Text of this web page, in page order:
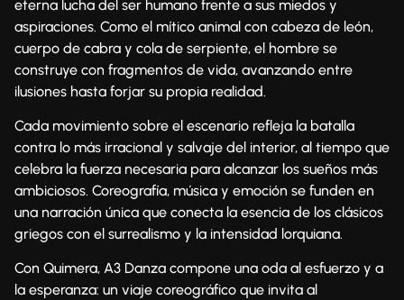
eterna lucha del ser humano frente a sus miedos y
aspiraciones. Como el mítico animal con cabeza de león,
cuerpo de cabra y cola de serpiente, el hombre se
construye con fragmentos de vida, avanzando entre
ilusiones hasta forjar su propia realidad.
Cada movimiento sobre el escenario refleja la batalla
contra lo más irracional y salvaje del interior, al tiempo que
celebra la fuerza necesaria para alcanzar los sueños más
ambiciosos. Coreografía, música y emoción se funden en
una narración única que conecta la esencia de los clásicos
griegos con el surrealismo y la intensidad lorquiana.
Con Quimera, A3 Danza compone una oda al esfuerzo y a
la esperanza: un viaje coreográfico que invita al